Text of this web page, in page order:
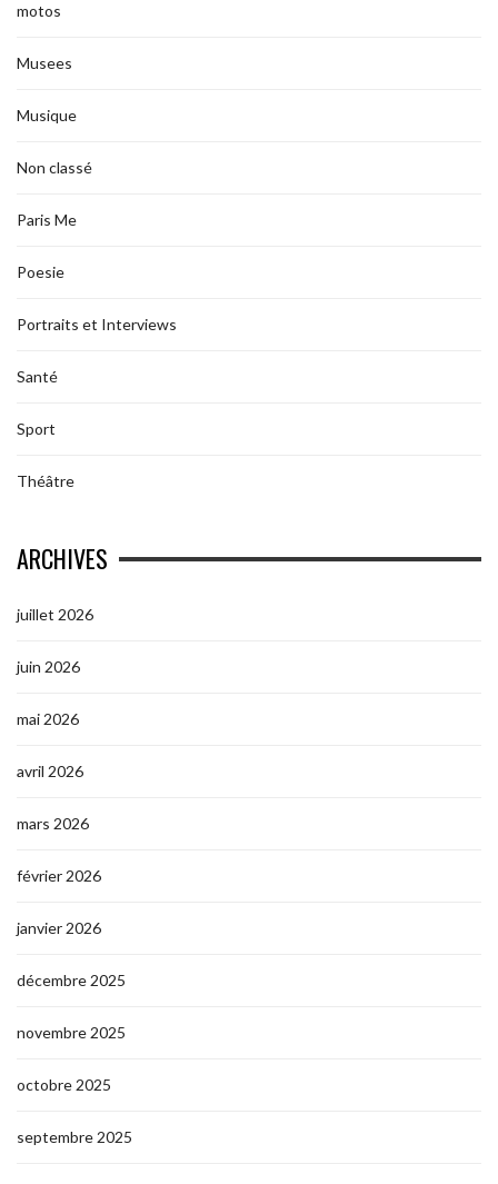
motos
Musees
Musique
Non classé
Paris Me
Poesie
Portraits et Interviews
Santé
Sport
Théâtre
ARCHIVES
juillet 2026
juin 2026
mai 2026
avril 2026
mars 2026
février 2026
janvier 2026
décembre 2025
novembre 2025
octobre 2025
septembre 2025